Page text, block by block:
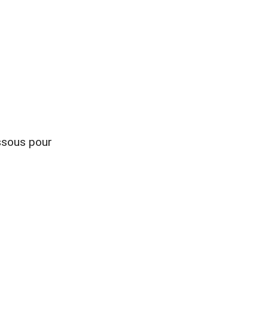
pour